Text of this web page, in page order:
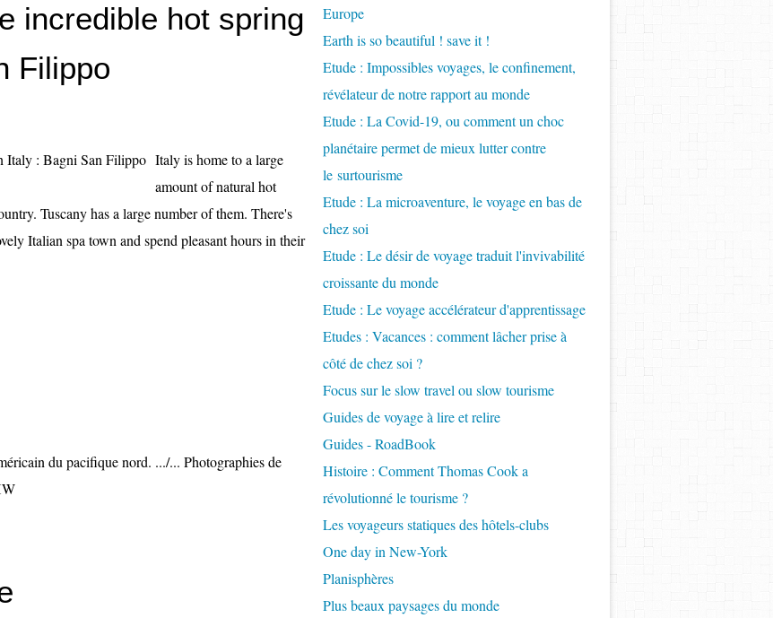
incredible hot spring
Filippo
Italy is home to a large
amount of natural hot
Tuscany has a large number of them. There's
Italian spa town and spend pleasant hours in their
du pacifique nord. .../... Photographies de
Europe
Earth is so beautiful ! save it !
Etude : Impossibles voyages, le confinement,
révélateur de notre rapport au monde
Etude : La Covid-19, ou comment un choc
planétaire permet de mieux lutter contre
le surtourisme
Etude : La microaventure, le voyage en bas de
chez soi
Etude : Le désir de voyage traduit l'invivabilité
croissante du monde
Etude : Le voyage accélérateur d'apprentissage
Etudes : Vacances : comment lâcher prise à
côté de chez soi ?
Focus sur le slow travel ou slow tourisme
Guides de voyage à lire et relire
Guides - RoadBook
Histoire : Comment Thomas Cook a
révolutionné le tourisme ?
Les voyageurs statiques des hôtels-clubs
One day in New-York
Planisphères
Plus beaux paysages du monde